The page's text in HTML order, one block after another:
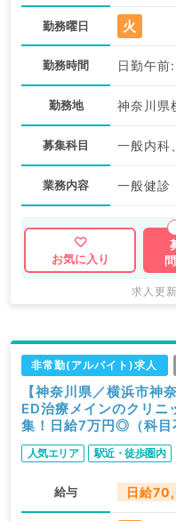
勤務曜日 火
勤務時間 日勤午
勤務地 神奈川県
募集科目
業務内容 一般健診
お気に入り
求人更
非常勤(アルバイト)求人
【神奈川県／横浜市神
ED治療メインのクリ
集！日給7万円◎（科目
人気エリア 駅近・徒歩圏内
給与 日給